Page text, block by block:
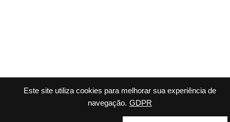
Este site utiliza cookies para melhorar sua experiência de
navegação. GDPR